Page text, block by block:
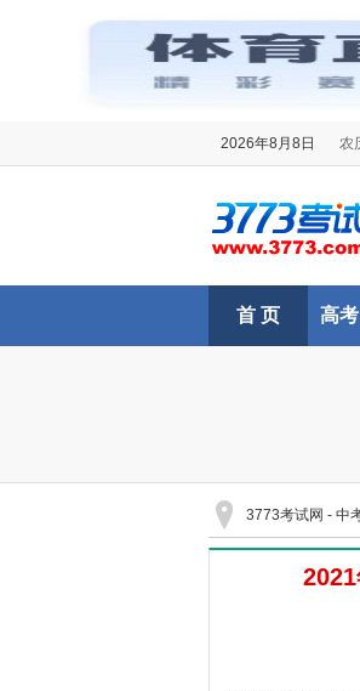
2026年8月8日 农
首 页 高考
3773考试网 - 中